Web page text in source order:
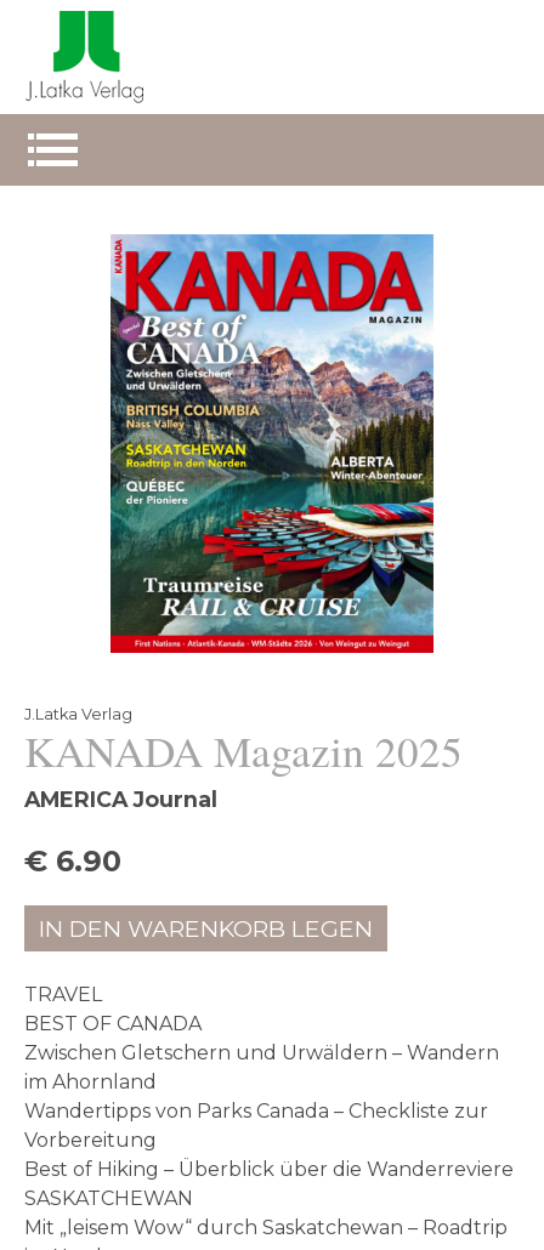
J.Latka Verlag
KANADA Magazin 2025
AMERICA Journal
€ 6.90
IN DEN WARENKORB LEGEN
TRAVEL
BEST OF CANADA
Zwischen Gletschern und Urwäldern – Wandern
im Ahornland
Wandertipps von Parks Canada – Checkliste zur
Vorbereitung
Best of Hiking – Überblick über die Wanderreviere
SASKATCHEWAN
Mit „leisem Wow“ durch Saskatchewan – Roadtrip